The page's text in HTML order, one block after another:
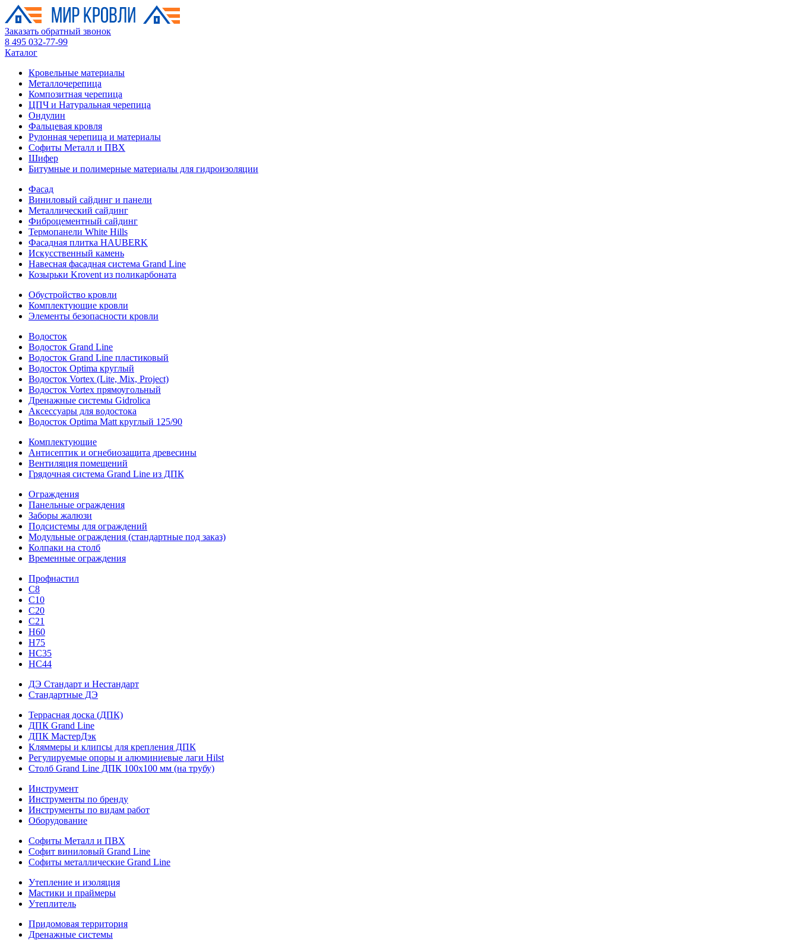
Заказать обратный звонок
8 495 032-77-99
Каталог
Кровельные материалы
Металлочерепица
Композитная черепица
ЦПЧ и Натуральная черепица
Ондулин
Фальцевая кровля
Рулонная черепица и материалы
Софиты Металл и ПВХ
Шифер
Битумные и полимерные материалы для гидроизоляции
Фасад
Виниловый сайдинг и панели
Металлический сайдинг
Фиброцементный сайдинг
Термопанели White Hills
Фасадная плитка HAUBERK
Искусственный камень
Навесная фасадная система Grand Line
Козырьки Krovent из поликарбоната
Обустройство кровли
Комплектующие кровли
Элементы безопасности кровли
Водосток
Водосток Grand Line
Водосток Grand Line пластиковый
Водосток Optima круглый
Водосток Vortex (Lite, Mix, Project)
Водосток Vortex прямоугольный
Дренажные системы Gidrolica
Аксессуары для водостока
Водосток Optima Matt круглый 125/90
Комплектующие
Антисептик и огнебиозащита древесины
Вентиляция помещений
Грядочная система Grand Line из ДПК
Ограждения
Панельные ограждения
Заборы жалюзи
Подсистемы для ограждений
Модульные ограждения (стандартные под заказ)
Колпаки на столб
Временные ограждения
Профнастил
С8
С10
С20
С21
H60
H75
HС35
НС44
ДЭ Стандарт и Нестандарт
Стандартные ДЭ
Террасная доска (ДПК)
ДПК Grand Line
ДПК МастерДэк
Кляммеры и клипсы для крепления ДПК
Регулируемые опоры и алюминиевые лаги Hilst
Столб Grand Line ДПК 100х100 мм (на трубу)
Инструмент
Инструменты по бренду
Инструменты по видам работ
Оборудование
Софиты Металл и ПВХ
Софит виниловый Grand Line
Софиты металлические Grand Line
Утепление и изоляция
Мастики и праймеры
Утеплитель
Придомовая территория
Дренажные системы